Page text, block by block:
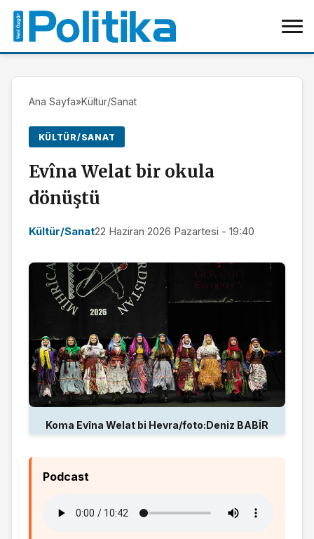
Ana Sayfa»Kültür/Sanat
KÜLTÜR/SANAT
Evîna Welat bir okula
dönüştü
Kültür/Sanat22 Haziran 2026 Pazartesi - 19:40
Koma Evîna Welat bi Hevra/foto:Deniz BABİR
Podcast